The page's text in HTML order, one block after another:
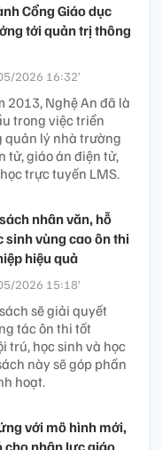
Cổng Giáo dục
tới quản trị thông
2026 16:32’
2013, Nghệ An đã là
trong việc triển
quản lý nhà trường
tử, giáo án điện tử,
trực tuyến LMS.
nhân văn, hỗ
sinh vùng cao ôn thi
hiệu quả
2026 15:18’
sẽ giải quyết
tác ôn thi tốt
trú, học sinh và học
này sẽ góp phần
hoạt.
với mô hình mới,
cho nhân lực giáo